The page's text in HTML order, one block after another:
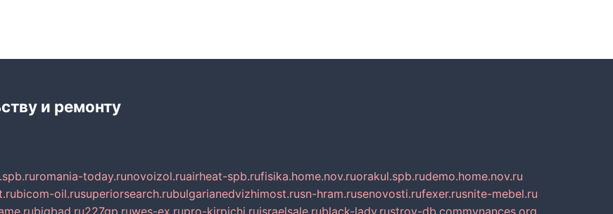
и ремонту
romania-today.runovoizol.ruairheat-spb.rufisika.home.nov.ruorakul.spb.rudemo.home.nov.ru
bicom-oil.rusuperiorsearch.rubulgarianedvizhimost.rusn-hram.rusenovosti.rufexer.rusnite-mebel.ru
bigbad.ru227gp.ruwes-ex.rupro-kirpichi.ruisraelsale.rublack-lady.rustroy-db.commynances.org